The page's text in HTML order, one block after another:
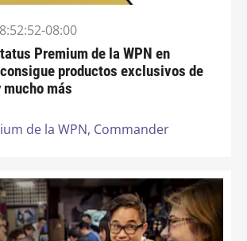
08:00
Premium de la WPN en
productos exclusivos de
mucho más
de la WPN, Commander